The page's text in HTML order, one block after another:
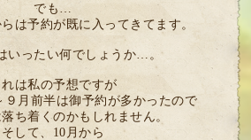
でも…
は予約が既に入ってきてます。
いったい何でしょうか…。
れは私の予想ですが
９月前半は御予約が多かったので
ち着くのかもしれません。
そして、10月から